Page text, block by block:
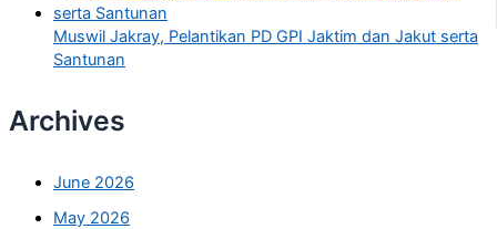
Muswil Jakray, Pelantikan PD GPI Jaktim dan Jakut serta
Santunan
Archives
June 2026
May 2026